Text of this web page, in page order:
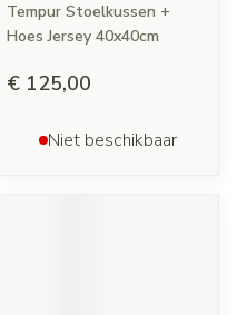
Tempur Stoelkussen +
Hoes Jersey 40x40cm
€ 125,00
Niet beschikbaar